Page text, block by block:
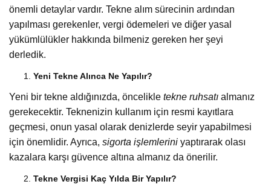
önemli detaylar vardır. Tekne alım sürecinin ardından
yapılması gerekenler, vergi ödemeleri ve diğer yasal
yükümlülükler hakkında bilmeniz gereken her şeyi
derledik.
Yeni Tekne Alınca Ne Yapılır?
Yeni bir tekne aldığınızda, öncelikle tekne ruhsatı almanız
gerekecektir. Teknenizin kullanım için resmi kayıtlara
geçmesi, onun yasal olarak denizlerde seyir yapabilmesi
için önemlidir. Ayrıca, sigorta işlemlerini yaptırarak olası
kazalara karşı güvence altına almanız da önerilir.
Tekne Vergisi Kaç Yılda Bir Yapılır?